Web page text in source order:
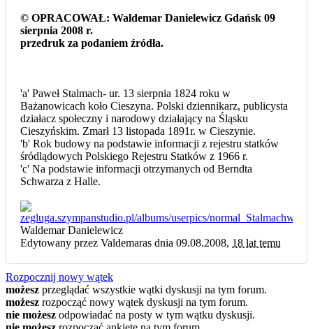
© OPRACOWAŁ: Waldemar Danielewicz Gdańsk 09
sierpnia 2008 r.
przedruk za podaniem źródła.
'a' Paweł Stalmach- ur. 13 sierpnia 1824 roku w
Bażanowicach koło Cieszyna. Polski dziennikarz, publicysta
działacz społeczny i narodowy działający na Śląsku
Cieszyńskim. Zmarł 13 listopada 1891r. w Cieszynie.
'b' Rok budowy na podstawie informacji z rejestru statków
śródlądowych Polskiego Rejestru Statków z 1966 r.
'c' Na podstawie informacji otrzymanych od Berndta
Schwarza z Halle.
Waldemar Danielewicz
Edytowany przez Valdemaras dnia 09.08.2008, 18 lat temu
Rozpocznij nowy wątek
możesz przeglądać wszystkie wątki dyskusji na tym forum.
możesz rozpocząć nowy wątek dyskusji na tym forum.
nie możesz odpowiadać na posty w tym wątku dyskusji.